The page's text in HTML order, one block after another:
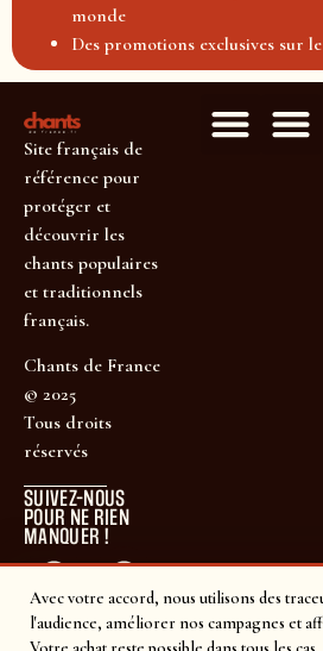
Avec votre accord, nous utilisons des
l'audience, améliorer nos campagnes et
monde
Des promotions exclusives sur
Site français de
référence pour
protéger et
découvrir les
chants populaires
et traditionnels
français.
Chants de France
© 2025
Tous droits
réservés
SUIVEZ-NOUS
POUR NE RIEN
MANQUER !